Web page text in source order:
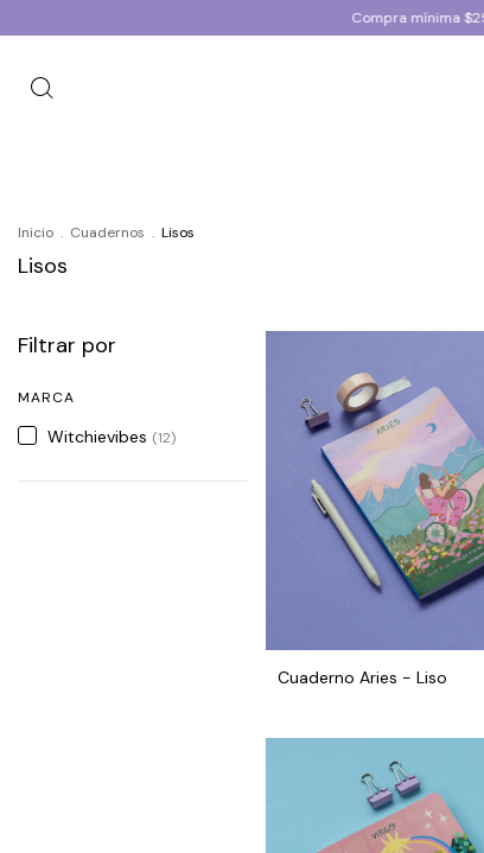
Compra mínima $250.000+IVA |
Inicio . Cuadernos . Lisos
Lisos
Filtrar por
MARCA
Witchievibes (12)
Cuaderno Aries - Liso